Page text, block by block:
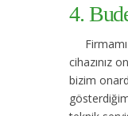
4.
cihazınız
bizim